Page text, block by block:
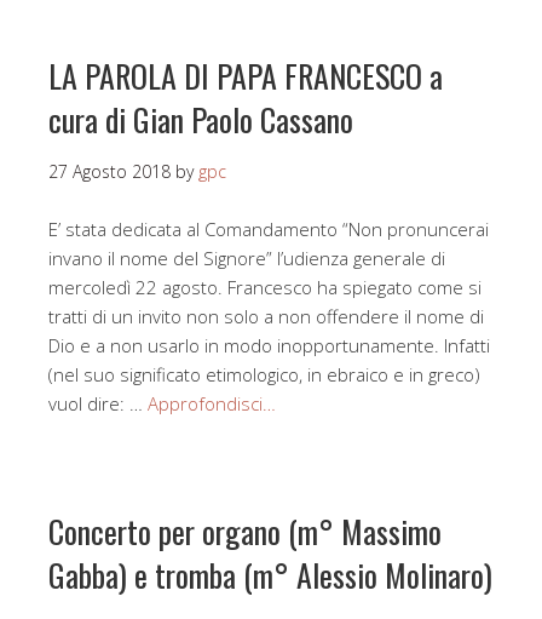
LA PAROLA DI PAPA FRANCESCO a
cura di Gian Paolo Cassano
27 Agosto 2018 by gpc
E’ stata dedicata al Comandamento “Non pronuncerai
invano il nome del Signore” l’udienza generale di
mercoledì 22 agosto. Francesco ha spiegato come si
tratti di un invito non solo a non offendere il nome di
Dio e a non usarlo in modo inopportunamente. Infatti
(nel suo significato etimologico, in ebraico e in greco)
vuol dire: … Approfondisci…
Concerto per organo (m° Massimo
Gabba) e tromba (m° Alessio Molinaro)